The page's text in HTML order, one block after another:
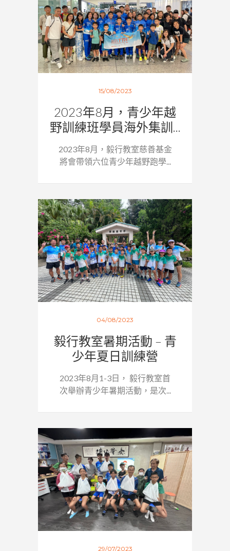
15/08/2023
2023年8月，青少年越
野訓練班學員海外集訓...
2023年8月，毅行教室慈善基金
將會帶領六位青少年越野跑學...
04/08/2023
毅行教室暑期活動 – 青
少年夏日訓練營
2023年8月1-3日， 毅行教室首
次舉辦青少年暑期活動，是次...
29/07/2023